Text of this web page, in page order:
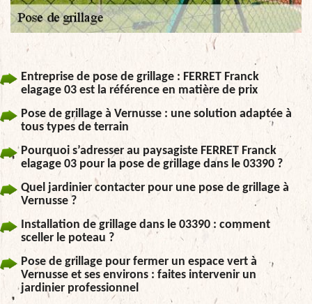
Entreprise de pose de grillage : FERRET Franck
elagage 03 est la référence en matière de prix
Pose de grillage à Vernusse : une solution adaptée à
tous types de terrain
Pourquoi s’adresser au paysagiste FERRET Franck
elagage 03 pour la pose de grillage dans le 03390 ?
Quel jardinier contacter pour une pose de grillage à
Vernusse ?
Installation de grillage dans le 03390 : comment
sceller le poteau ?
Pose de grillage pour fermer un espace vert à
Vernusse et ses environs : faites intervenir un
jardinier professionnel